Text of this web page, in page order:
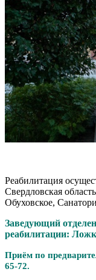
Реабилитация
Свердловская
Обуховское,
Заведующий
реабилитации:
Приём по
65-72.